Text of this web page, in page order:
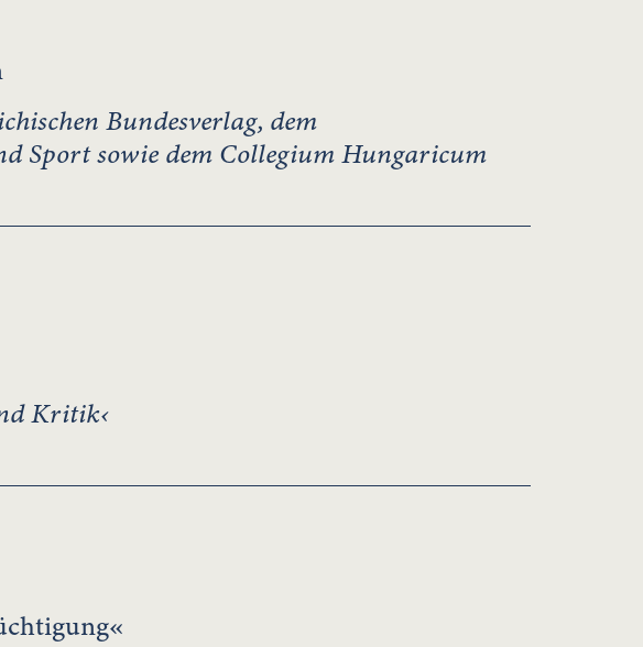
Bundesverlag, dem
Sport sowie dem Collegium Hungaricum
Kritik‹